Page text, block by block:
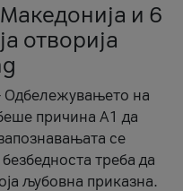
и 6
отворија
Одбележувањето на
причина А1 да
се
треба да
љубовна приказна.